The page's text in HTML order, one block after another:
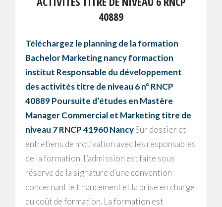
40889
Téléchargez le planning de la formation
Bachelor Marketing nancy formaction
institut Responsable du développement
des activités titre de niveau 6 n° RNCP
40889Poursuite d’études en Mastère
Manager Commercial et Marketing titre de
niveau 7 RNCP 41960 NancySur dossier et
entretiens de motivation avec les responsables
de la formation. L’admission est faite sous
réserve de la signature d’une convention
concernant le financement et la prise en charge
du coût de formation. La formation est